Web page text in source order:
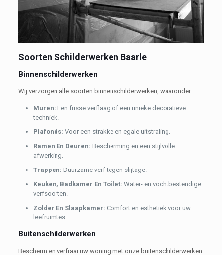
Soorten Schilderwerken Baarle
Binnenschilderwerken
Wij verzorgen alle soorten binnenschilderwerken, waaronder:
Muren: Een frisse verflaag of een unieke decoratieve
techniek.
Plafonds: Voor een strakke en egale uitstraling.
Ramen En Deuren: Bescherming en een stijlvolle
afwerking.
Trappen: Duurzame verf tegen slijtage.
Keuken, Badkamer En Toilet: Water- en vochtbestendige
verfsoorten.
Zolder En Slaapkamer: Comfort en esthetiek voor uw
leefruimtes.
Buitenschilderwerken
Bescherm en verfraai uw woning met onze buitenschilderwerken: